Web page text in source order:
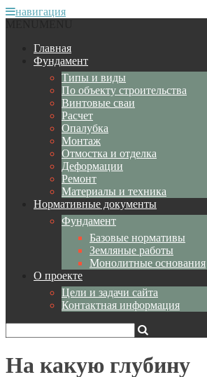
навигация
Главная
Фундамент
Типы и виды
По объекту строительства
Винтовые сваи
Расчет
Опалубка
Монтаж
Отмостка и отделка
Деформации
Ремонт
Материалы и техника
Нормативные документы
Фундамент
Базовые нормативы
Земляные работы
Монолитные основания
О проекте
Цели и задачи сайта
Контактная информация
На какую глубину